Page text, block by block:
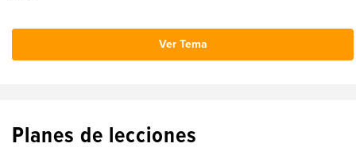
Ver Tema
Planes de lecciones